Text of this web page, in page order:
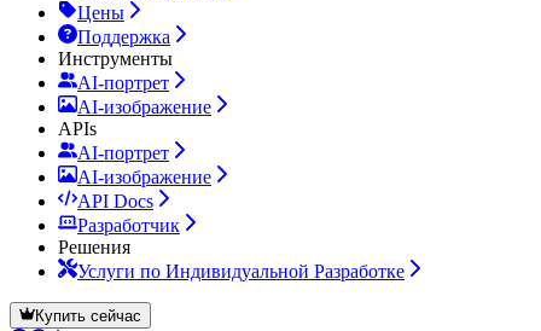
Цены
Поддержка
Инструменты
AI-портрет
AI-изображение
APIs
AI-портрет
AI-изображение
API Docs
Разработчик
Решения
Услуги по Индивидуальной Разработке
Купить сейчас